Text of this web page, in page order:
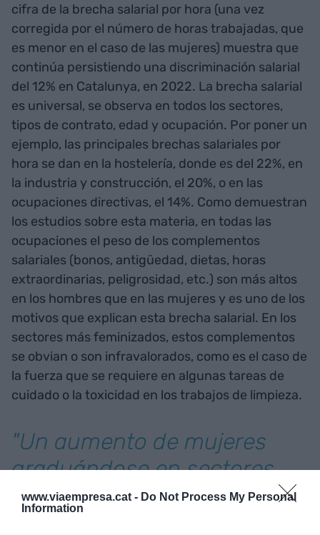
www.viaempresa.cat - Do Not Process My Personal
Information
cifra de la brecha salarial por hora (una vez
corregida por el número de horas trabajadas, que
es menor en el caso de las mujeres) muestra que
continúa persistiendo una discriminación salarial
del 12% en Catalunya, en 2022. La brecha salarial
es universal, se observa en todos los sectores,
tipos de contrato, edad y ocupación. Por poner un
ejemplo, las principales brechas salariales por
hora se dan en la hostelería, donde es del 22%, en
la industria y construcción, el 20%, o en las
ocupaciones directivas, el 14%. Como demuestran
los estudios sobre esta materia, en todas las
ocupaciones el peso de los complementos
salariales (bonos, antigüedad, dietas, horas
extraordinarias, peligrosidad, etc.) son más altos
en los hombres que en las mujeres y es uno de los
motivos que explican esta brecha salarial. En los
sectores más feminizados, estos complementos
se obvian o son infravalorados, como es el caso de
la fuerza que se requiere en algunas tareas de
cuidado o la toxicidad en los trabajos de limpieza.
"Un aumento de mujeres
graduándose en sectores
que tienen acceso a